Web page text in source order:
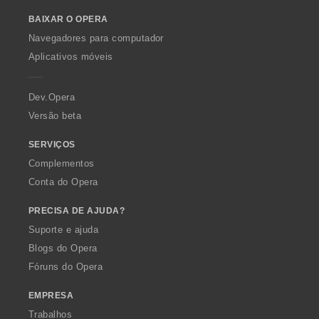
w
O
p
a
BAIXAR O OPERA
Navegadores para computador
Aplicativos móveis
Dev.Opera
Versão beta
SERVIÇOS
Complementos
Conta do Opera
PRECISA DE AJUDA?
Suporte e ajuda
Blogs do Opera
Fóruns do Opera
EMPRESA
Trabalhos